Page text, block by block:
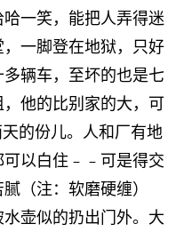
一笑，能把人弄得迷
一脚登在地狱，只好
辆车，至坏的也是七
他的比别家的大，可
的份儿。人和厂有地
以白住﹣﹣可是得交
（注：软磨硬缠）
壶似的扔出门外。大